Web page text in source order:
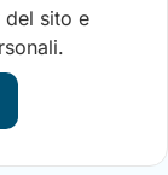
del sito e